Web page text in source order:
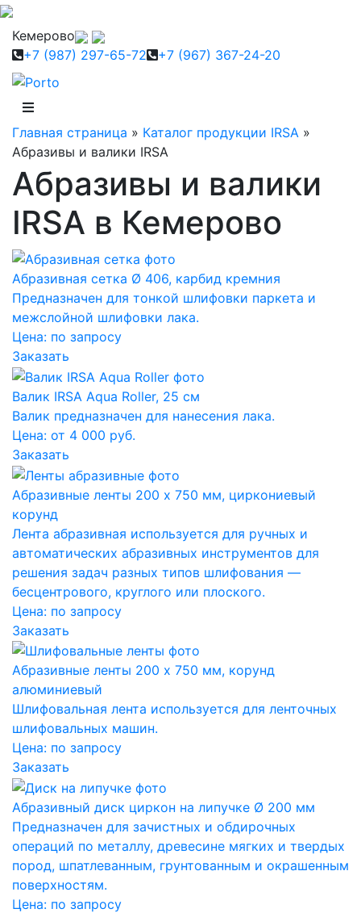
Кемерово
+7 (987) 297-65-72
+7 (967) 367-24-20
Главная страница » Каталог продукции IRSA »
Абразивы и валики IRSA
Абразивы и валики
IRSA в Кемерово
Абразивная сетка Ø 406, карбид кремния
Предназначен для тонкой шлифовки паркета и
межслойной шлифовки лака.
Цена: по запросу
Заказать
Валик IRSA Aqua Roller, 25 см
Валик предназначен для нанесения лака.
Цена: от 4 000 руб.
Заказать
Абразивные ленты 200 x 750 мм, циркониевый
корунд
Лента абразивная используется для ручных и
автоматических абразивных инструментов для
решения задач разных типов шлифования —
бесцентрового, круглого или плоского.
Цена: по запросу
Заказать
Абразивные ленты 200 x 750 мм, корунд
алюминиевый
Шлифовальная лента используется для ленточных
шлифовальных машин.
Цена: по запросу
Заказать
Абразивный диск циркон на липучке Ø 200 мм
Предназначен для зачистных и обдирочных
операций по металлу, древесине мягких и твердых
пород, шпатлеванным, грунтованным и окрашенным
поверхностям.
Цена: по запросу